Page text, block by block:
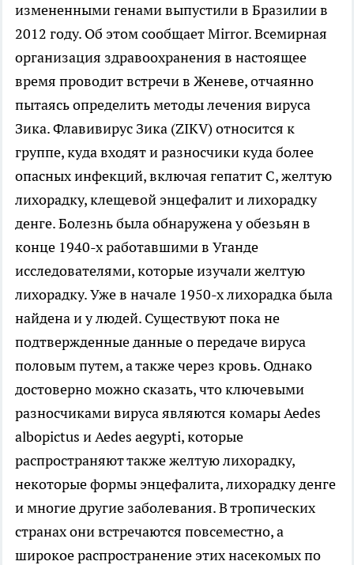
измененными генами выпустили в Бразилии в
2012 году. Об этом сообщает Mirror. Всемирная
организация здравоохранения в настоящее
время проводит встречи в Женеве, отчаянно
пытаясь определить методы лечения вируса
Зика. Флавивирус Зика (ZIKV) относится к
группе, куда входят и разносчики куда более
опасных инфекций, включая гепатит С, желтую
лихорадку, клещевой энцефалит и лихорадку
денге. Болезнь была обнаружена у обезьян в
конце 1940-х работавшими в Уганде
исследователями, которые изучали желтую
лихорадку. Уже в начале 1950-х лихорадка была
найдена и у людей. Существуют пока не
подтвержденные данные о передаче вируса
половым путем, а также через кровь. Однако
достоверно можно сказать, что ключевыми
разносчиками вируса являются комары Aedes
albopictus и Aedes aegypti, которые
распространяют также желтую лихорадку,
некоторые формы энцефалита, лихорадку денге
и многие другие заболевания. В тропических
странах они встречаются повсеместно, а
широкое распространение этих насекомых по